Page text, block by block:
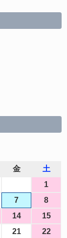
金
土
1
7
8
14
15
21
22